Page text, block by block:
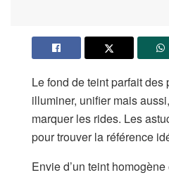
Le fond de teint parfait des
illuminer, unifier mais
marquer les rides. Les
pour trouver la référence
Envie d’un teint homogène